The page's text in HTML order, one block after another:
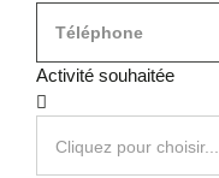
Activité souhaitée
Cliquez pour choisir...